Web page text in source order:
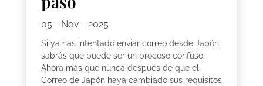
05 - Nov - 2025
Si ya has intentado enviar correo desde Japón
sabrás que puede ser un proceso confuso.
Ahora más que nunca después de que el
Correo de Japón haya cambiado sus requisitos